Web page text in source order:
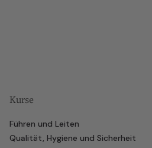
Kurse
Führen und Leiten
Qualität, Hygiene und Sicherheit